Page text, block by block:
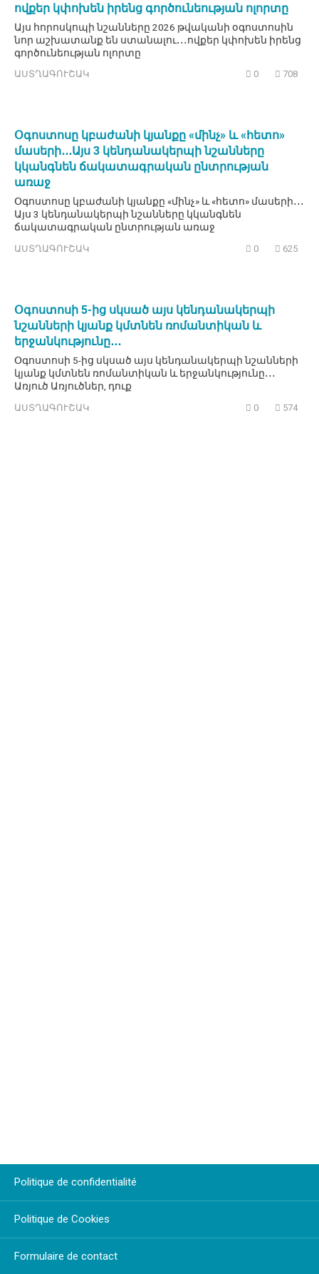
ովքեր կփոխեն իրենց գործունեության ոլորտը
Այս հորոսկոպի նշանները 2026 թվականի օգոստոսին
նոր աշխատանք են ստանալու․․․ովքեր կփոխեն իրենց
գործունեության ոլորտը
ԱՍՏՂԱԳՈՒՇԱԿ 0 708
Օգոստոսը կբաժանի կյանքը «մինչ» և «հետո»
մասերի․․․Այս 3 կենդանակերպի նշանները
կկանգնեն ճակատագրական ընտրության
առաջ
Օգոստոսը կբաժանի կյանքը «մինչ» և «հետո» մասերի․․․
Այս 3 կենդանակերպի նշանները կկանգնեն
ճակատագրական ընտրության առաջ
ԱՍՏՂԱԳՈՒՇԱԿ 0 625
Օգոստոսի 5-ից սկսած այս կենդանակերպի
նշանների կյանք կմտնեն ռոմանտիկան և
երջանկությունը․․․
Օգոստոսի 5-ից սկսած այս կենդանակերպի նշանների
կյանք կմտնեն ռոմանտիկան և երջանկությունը․․․
Առյուծ Առյուծներ, դուք
ԱՍՏՂԱԳՈՒՇԱԿ 0 574
Politique de confidentialité
Politique de Cookies
Formulaire de contact